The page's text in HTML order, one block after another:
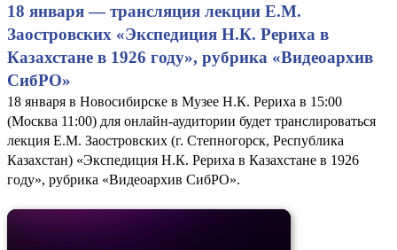
18 января — трансляция лекции Е.М.
Заостровских «Экспедиция Н.К. Рериха в
Казахстане в 1926 году», рубрика «Видеоархив
СибРО»
18 января в Новосибирске в Музее Н.К. Рериха в 15:00
(Москва 11:00) для онлайн-аудитории будет транслироваться
лекция Е.М. Заостровских (г. Степногорск, Республика
Казахстан) «Экспедиция Н.К. Рериха в Казахстане в 1926
году», рубрика «Видеоархив СибРО».